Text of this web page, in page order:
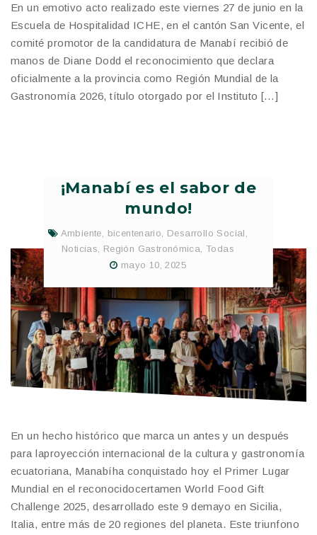
En un emotivo acto realizado este viernes 27 de junio en la
Escuela de Hospitalidad ICHE, en el cantón San Vicente, el
comité promotor de la candidatura de Manabí recibió de
manos de Diane Dodd el reconocimiento que declara
oficialmente a la provincia como Región Mundial de la
Gastronomía 2026, título otorgado por el Instituto […]
¡Manabí es el sabor de
mundo!
Ambiente, bicentenario, Desarrollo Social ,
Noticias, Región Gastronómica, Todas
mayo 10, 2025
En un hecho histórico que marca un antes y un después
para laproyección internacional de la cultura y gastronomía
ecuatoriana, Manabíha conquistado hoy el Primer Lugar
Mundial en el reconocidocertamen World Food Gift
Challenge 2025, desarrollado este 9 demayo en Sicilia,
Italia, entre más de 20 regiones del planeta. Este triunfono